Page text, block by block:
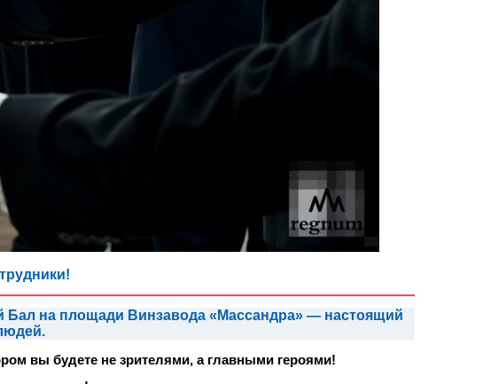
Бал на площади Винзавода «Массандра» — настоящий
вы будете не зрителями, а главными героями!